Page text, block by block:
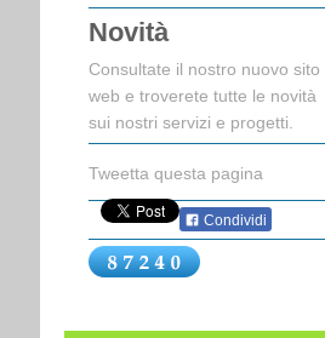
Novità
Consultate il nostro nuovo sito
web e troverete tutte le novità
sui nostri servizi e progetti.
Tweetta questa pagina
Condividi